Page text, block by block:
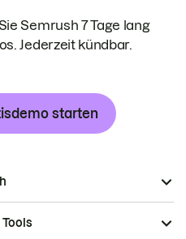
Semrush 7 Tage lang
Jederzeit kündbar.
starten